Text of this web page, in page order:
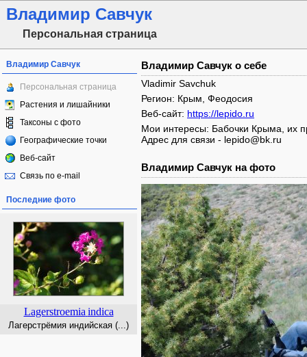
Владимир Савчук
Персональная страница
Владимир Савчук
Персональная страница
Растения и лишайники
Таксоны с фото
Географические точки
Веб-сайт
Связь по e-mail
Последние фото
Lagerstroemia indica
Лагерстрёмия индийская (...)
Владимир Савчук о себе
Vladimir Savchuk
Регион: Крым, Феодосия
Веб-сайт: https://lepido.ru
Мои интересы: Бабочки Крыма, их
Адрес для связи - lepido@bk.ru
Владимир Савчук на фото